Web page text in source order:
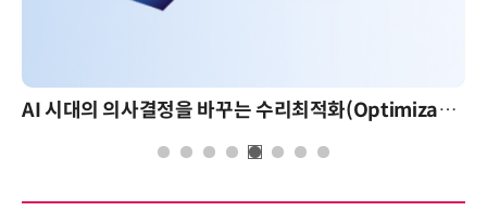
AI 시대의 의사결정을 바꾸는 수리최적화(Optimization): 실제 산업 적용 사례와 활용 전략